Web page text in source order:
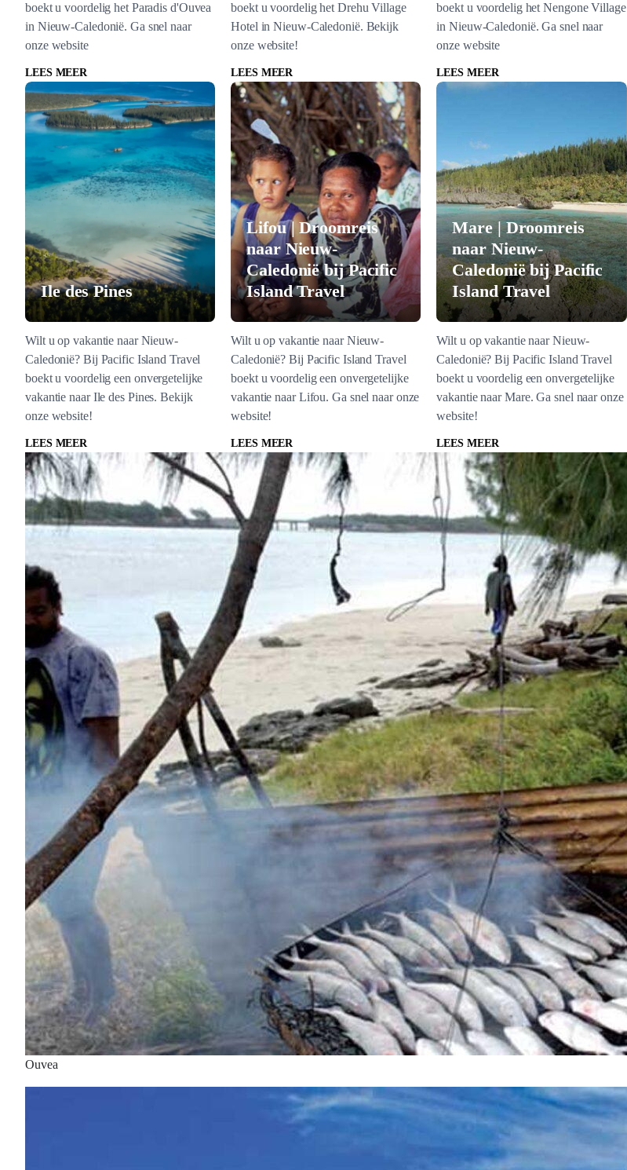
boekt u voordelig het Paradis d'Ouvea
in Nieuw-Caledonië. Ga snel naar
onze website
LEES MEER
boekt u voordelig het Drehu Village
Hotel in Nieuw-Caledonië. Bekijk
onze website!
LEES MEER
boekt u voordelig het Nengone Village
in Nieuw-Caledonië. Ga snel naar
onze website
LEES MEER
Ile des Pines
Wilt u op vakantie naar Nieuw-
Caledonië? Bij Pacific Island Travel
boekt u voordelig een onvergetelijke
vakantie naar Ile des Pines. Bekijk
onze website!
LEES MEER
Lifou | Droomreis
naar Nieuw-
Caledonië bij Pacific
Island Travel
Wilt u op vakantie naar Nieuw-
Caledonië? Bij Pacific Island Travel
boekt u voordelig een onvergetelijke
vakantie naar Lifou. Ga snel naar onze
website!
LEES MEER
Mare | Droomreis
naar Nieuw-
Caledonië bij Pacific
Island Travel
Wilt u op vakantie naar Nieuw-
Caledonië? Bij Pacific Island Travel
boekt u voordelig een onvergetelijke
vakantie naar Mare. Ga snel naar onze
website!
LEES MEER
Ouvea